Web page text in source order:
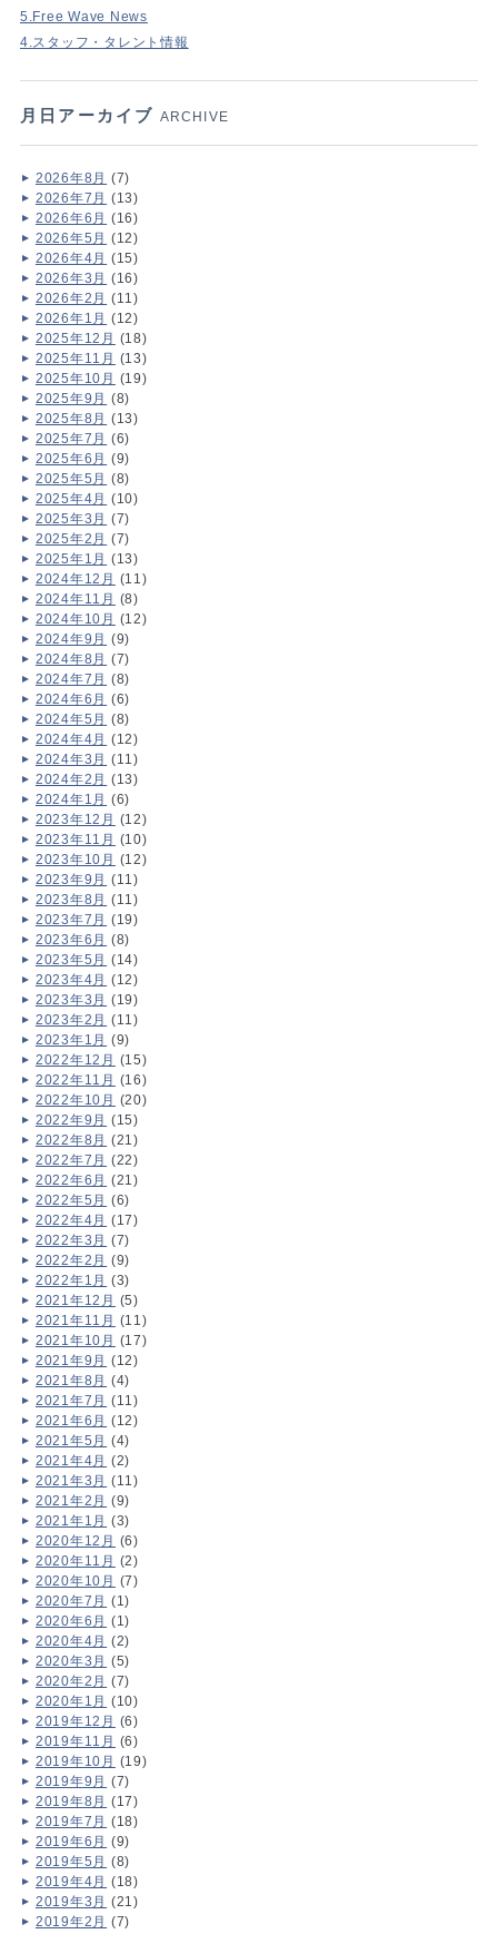
5.Free Wave News
4.スタッフ・タレント情報
月日アーカイブ ARCHIVE
2026年8月 (7)
2026年7月 (13)
2026年6月 (16)
2026年5月 (12)
2026年4月 (15)
2026年3月 (16)
2026年2月 (11)
2026年1月 (12)
2025年12月 (18)
2025年11月 (13)
2025年10月 (19)
2025年9月 (8)
2025年8月 (13)
2025年7月 (6)
2025年6月 (9)
2025年5月 (8)
2025年4月 (10)
2025年3月 (7)
2025年2月 (7)
2025年1月 (13)
2024年12月 (11)
2024年11月 (8)
2024年10月 (12)
2024年9月 (9)
2024年8月 (7)
2024年7月 (8)
2024年6月 (6)
2024年5月 (8)
2024年4月 (12)
2024年3月 (11)
2024年2月 (13)
2024年1月 (6)
2023年12月 (12)
2023年11月 (10)
2023年10月 (12)
2023年9月 (11)
2023年8月 (11)
2023年7月 (19)
2023年6月 (8)
2023年5月 (14)
2023年4月 (12)
2023年3月 (19)
2023年2月 (11)
2023年1月 (9)
2022年12月 (15)
2022年11月 (16)
2022年10月 (20)
2022年9月 (15)
2022年8月 (21)
2022年7月 (22)
2022年6月 (21)
2022年5月 (6)
2022年4月 (17)
2022年3月 (7)
2022年2月 (9)
2022年1月 (3)
2021年12月 (5)
2021年11月 (11)
2021年10月 (17)
2021年9月 (12)
2021年8月 (4)
2021年7月 (11)
2021年6月 (12)
2021年5月 (4)
2021年4月 (2)
2021年3月 (11)
2021年2月 (9)
2021年1月 (3)
2020年12月 (6)
2020年11月 (2)
2020年10月 (7)
2020年7月 (1)
2020年6月 (1)
2020年4月 (2)
2020年3月 (5)
2020年2月 (7)
2020年1月 (10)
2019年12月 (6)
2019年11月 (6)
2019年10月 (19)
2019年9月 (7)
2019年8月 (17)
2019年7月 (18)
2019年6月 (9)
2019年5月 (8)
2019年4月 (18)
2019年3月 (21)
2019年2月 (7)